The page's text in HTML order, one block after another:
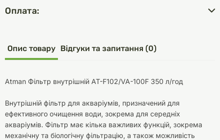
Оплата:
Опис товару Відгуки та запитання (0)
Atman Фільтр внутрішній AT-F102/VA-100F 350 л/год
Внутрішній фільтр для акваріумів, призначений для
ефективного очищення води, зокрема для середніх
акваріумів. Фільтр має кілька важливих функцій, зокрема
механічну та біологічну фільтрацію, а також можливість